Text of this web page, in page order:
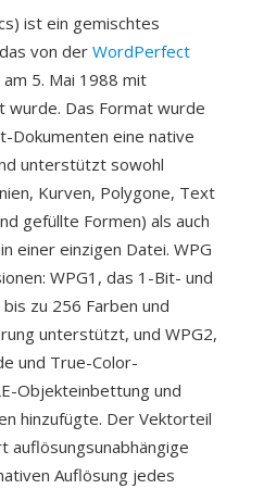
ist ein gemischtes
von der WordPerfect
5. Mai 1988 mit
Das Format wurde
Dokumenten eine native
unterstützt sowohl
Kurven, Polygone, Text
gefüllte Formen) als auch
einer einzigen Datei. WPG
WPG1, das 1-Bit- und
zu 256 Farben und
unterstützt, und WPG2,
und True-Color-
Objekteinbettung und
hinzufügte. Der Vektorteil
auflösungsunabhängige
Auflösung jedes